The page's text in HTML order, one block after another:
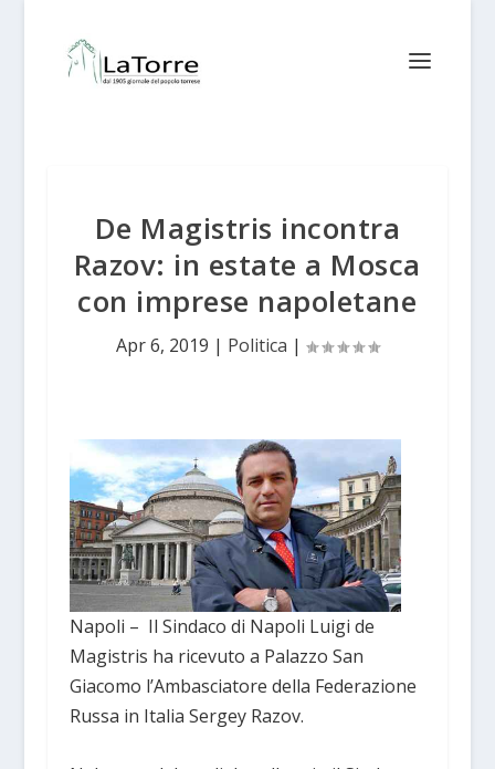
De Magistris incontra
Razov: in estate a Mosca
con imprese napoletane
Apr 6, 2019 | Politica |
Napoli – Il Sindaco di Napoli Luigi de
Magistris ha ricevuto a Palazzo San
Giacomo l’Ambasciatore della Federazione
Russa in Italia Sergey Razov.